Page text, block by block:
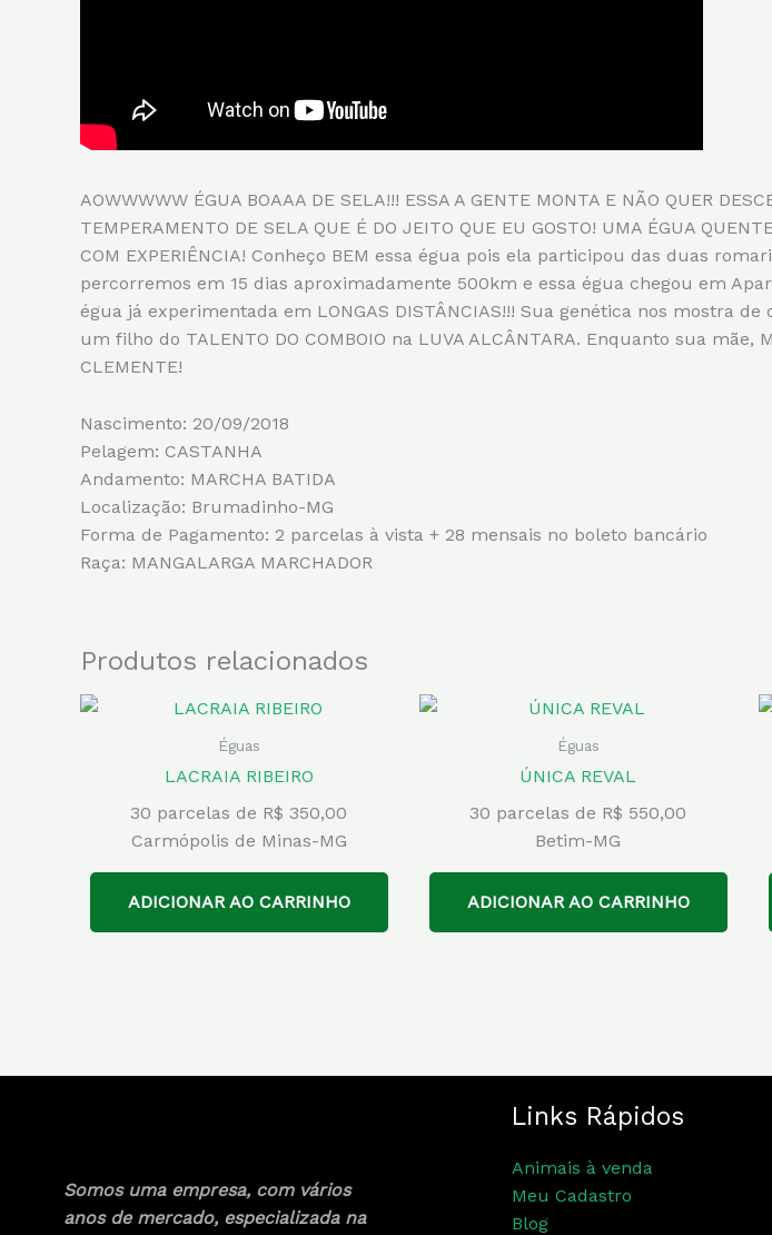
AOWWWWW ÉGUA BOAAA DE SELA!!! ESSA A GENTE MONTA E NÃO QUER
TEMPERAMENTO DE SELA QUE É DO JEITO QUE EU GOSTO! UMA ÉGUA
COM EXPERIÊNCIA! Conheço BEM essa égua pois ela participou das duas
percorremos em 15 dias aproximadamente 500km e essa égua chegou em
égua já experimentada em LONGAS DISTÂNCIAS!!! Sua genética nos mostra
um filho do TALENTO DO COMBOIO na LUVA ALCÂNTARA. Enquanto sua mãe,
CLEMENTE!
Nascimento: 20/09/2018
Pelagem: CASTANHA
Andamento: MARCHA BATIDA
Localização: Brumadinho-MG
Forma de Pagamento: 2 parcelas à vista + 28 mensais no boleto bancário
Raça: MANGALARGA MARCHADOR
Produtos relacionados
Éguas
LACRAIA RIBEIRO
30 parcelas de R$ 350,00
Carmópolis de Minas-MG
ADICIONAR AO CARRINHO
Éguas
ÚNICA REVAL
30 parcelas de R$ 550,00
Betim-MG
ADICIONAR AO CARRINHO
Somos uma empresa, com vários
anos de mercado, especializada na
Links Rápidos
Animais à venda
Meu Cadastro
Blog